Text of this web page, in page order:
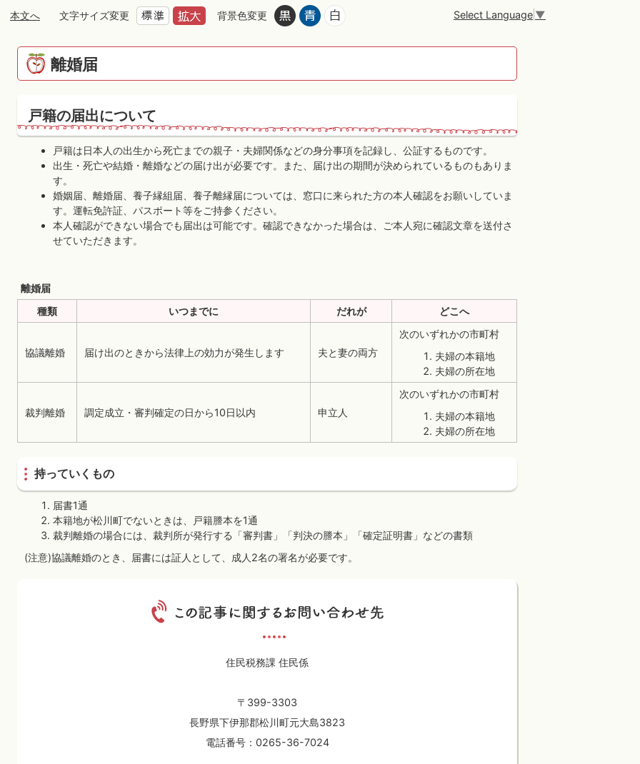
本文へ 文字サイズ変更 背景色変更 Select Language ▼
離婚届
戸籍の届出について
戸籍は日本人の出生から死亡までの親子・夫婦関係などの身分事項を記録し、公証するものです。
出生・死亡や結婚・離婚などの届け出が必要です。また、届け出の期間が決められているものもありま
す。
婚姻届、離婚届、養子縁組届、養子離縁届については、窓口に来られた方の本人確認をお願いしていま
す。運転免許証、パスポート等をご持参ください。
本人確認ができない場合でも届出は可能です。確認できなかった場合は、ご本人宛に確認文章を送付さ
せていただきます。
離婚届
種類
いつまでに だれが どこへ
協議離婚 届け出のときから法律上の効力が発生します 夫と妻の両方
次のいずれかの市町村
夫婦の本籍地
夫婦の所在地
裁判離婚 調定成立・審判確定の日から10日以内 申立人
次のいずれかの市町村
夫婦の本籍地
夫婦の所在地
持っていくもの
届書1通
本籍地が松川町でないときは、戸籍謄本を1通
裁判離婚の場合には、裁判所が発行する「審判書」「判決の謄本」「確定証明書」などの書類
(注意)協議離婚のとき、届書には証人として、成人2名の署名が必要です。
住民税務課 住民係
〒399-3303
長野県下伊那郡松川町元大島3823
電話番号：0265-36-7024